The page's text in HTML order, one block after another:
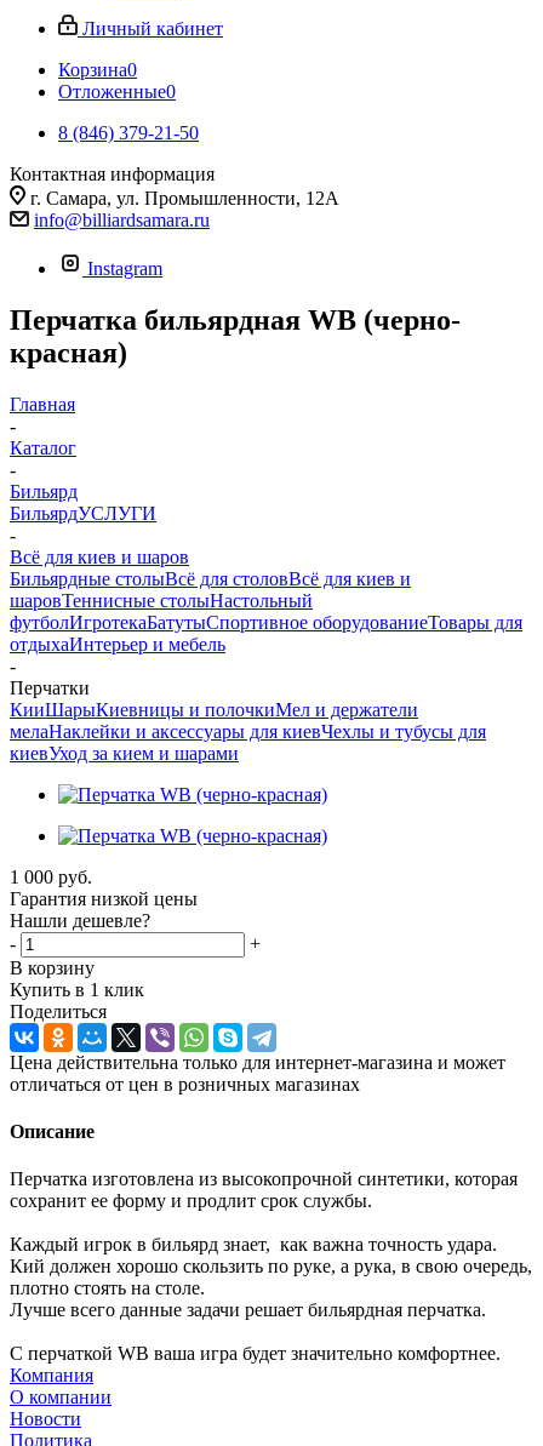
Личный кабинет
Корзина0
Отложенные0
8 (846) 379-21-50
Контактная информация
г. Самара, ул. Промышленности, 12А
info@billiardsamara.ru
Instagram
Перчатка бильярдная WB (черно-
красная)
Главная
-
Каталог
-
Бильярд
БильярдУСЛУГИ
-
Всё для киев и шаров
Бильярдные столыВсё для столовВсё для киев и
шаровТеннисные столыНастольный
футболИгротекаБатутыСпортивное оборудованиеТовары для
отдыхаИнтерьер и мебель
-
Перчатки
КииШарыКиевницы и полочкиМел и держатели
мелаНаклейки и аксессуары для киевЧехлы и тубусы для
киевУход за кием и шарами
1 000 руб.
Гарантия низкой цены
Нашли дешевле?
-
+
В корзину
Купить в 1 клик
Поделиться
Цена действительна только для интернет-магазина и может
отличаться от цен в розничных магазинах
Описание
Перчатка изготовлена из высокопрочной синтетики, которая
сохранит ее форму и продлит срок службы.
Каждый игрок в бильярд знает, как важна точность удара.
Кий должен хорошо скользить по руке, а рука, в свою очередь,
плотно стоять на столе.
Лучше всего данные задачи решает бильярдная перчатка.
С перчаткой WB ваша игра будет значительно комфортнее.
Компания
О компании
Новости
Политика